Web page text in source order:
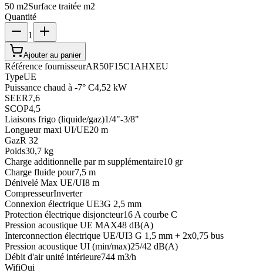
50 m2Surface traitée m2
Quantité
1
Ajouter au panier
Référence fournisseurAR50F15C1AHXEU
TypeUE
Puissance chaud à -7° C4,52 kW
SEER7,6
SCOP4,5
Liaisons frigo (liquide/gaz)1/4"-3/8"
Longueur maxi UI/UE20 m
GazR 32
Poids30,7 kg
Charge additionnelle par m supplémentaire10 gr
Charge fluide pour7,5 m
Dénivelé Max UE/UI8 m
CompresseurInverter
Connexion électrique UE3G 2,5 mm
Protection électrique disjoncteur16 A courbe C
Pression acoustique UE MAX48 dB(A)
Interconnection électrique UE/UI3 G 1,5 mm + 2x0,75 bus
Pression acoustique UI (min/max)25/42 dB(A)
Débit d'air unité intérieure744 m3/h
WifiOui